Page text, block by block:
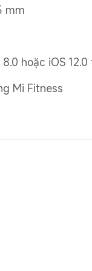
mm
hoặc iOS 12.0
Mi Fitness